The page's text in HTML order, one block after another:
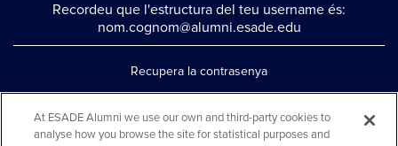
Recordeu que l'estructura del teu username és:
nom.cognom@alumni.esade.edu
Recupera la contrasenya
Contacta'ns per whatsapp
At ESADE Alumni we use our own and third-party cookies to
analyse how you browse the site for statistical purposes and